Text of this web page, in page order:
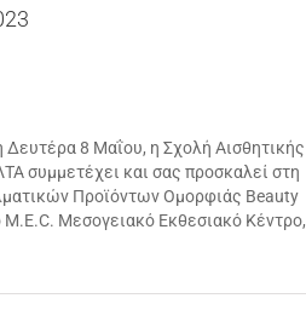
Δευτέρα 8 Μαΐου, η Σχολή Αισθητικής
συμμετέχει και σας προσκαλεί στη
Προϊόντων Ομορφιάς Beauty
M.E.C. Μεσογειακό Εκθεσιακό Κέντρο,